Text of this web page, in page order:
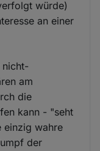
würde)
an einer
nicht-
am
die
kann - "seht
einzig wahre
der